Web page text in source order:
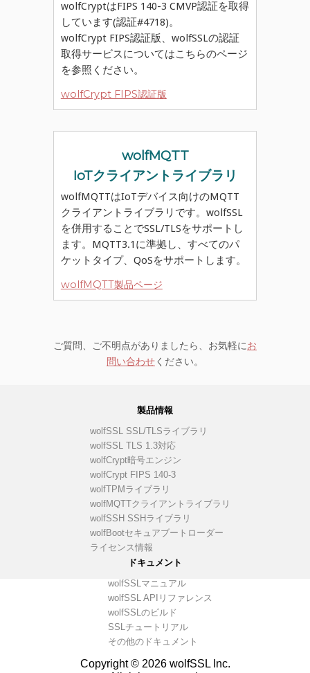
wolfCryptはFIPS 140-3 CMVP認証を取得
しています(認証#4718)。
wolfCrypt FIPS認証版、wolfSSLの認証
取得サービスについてはこちらのページ
を参照ください。
wolfCrypt FIPS認証版
wolfMQTT
IoTクライアントライブラリ
wolfMQTTはIoTデバイス向けのMQTT
クライアントライブラリです。wolfSSL
を併用することでSSL/TLSをサポートし
ます。MQTT3.1に準拠し、すべてのパ
ケットタイプ、QoSをサポートします。
wolfMQTT製品ページ
ご質問、ご不明点がありましたら、お気軽にお
問い合わせください。
製品情報
wolfSSL SSL/TLSライブラリ
wolfSSL TLS 1.3対応
wolfCrypt暗号エンジン
wolfCrypt FIPS 140-3
wolfTPMライブラリ
wolfMQTTクライアントライブラリ
wolfSSH SSHライブラリ
wolfBootセキュアブートローダー
ライセンス情報
ドキュメント
wolfSSLマニュアル
wolfSSL APIリファレンス
wolfSSLのビルド
SSLチュートリアル
その他のドキュメント
Copyright © 2026 wolfSSL Inc.